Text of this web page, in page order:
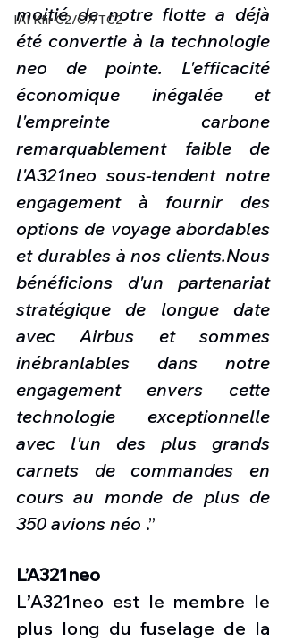
IAI Kfir C2/C7/TC2
moitié de notre flotte a déjà
été convertie à la technologie
neo de pointe. L'efficacité
économique inégalée et
l'empreinte carbone
remarquablement faible de
l'A321neo sous-tendent notre
engagement à fournir des
options de voyage abordables
et durables à nos clients.Nous
bénéficions d'un partenariat
stratégique de longue date
avec Airbus et sommes
inébranlables dans notre
engagement envers cette
technologie exceptionnelle
avec l'un des plus grands
carnets de commandes en
cours au monde de plus de
350 avions néo .”
L’A321neo
L’A321neo est le membre le
plus long du fuselage de la